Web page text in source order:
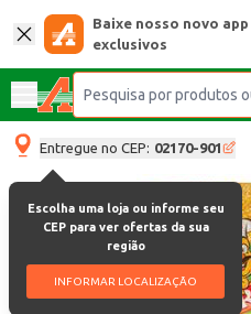
Baixe nosso novo
exclusivos
Entregue no CEP: 02170-901
Escolha uma loja ou informe seu
CEP para ver ofertas da sua
região
INFORMAR LOCALIZAÇÃO